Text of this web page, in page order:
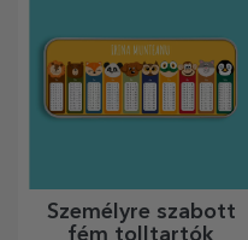
jegyzetfüzetek
A jegyzetfüzetek tökéletesek
a célok feljegyzésére,
ideálisak ilyen feladatokhoz.